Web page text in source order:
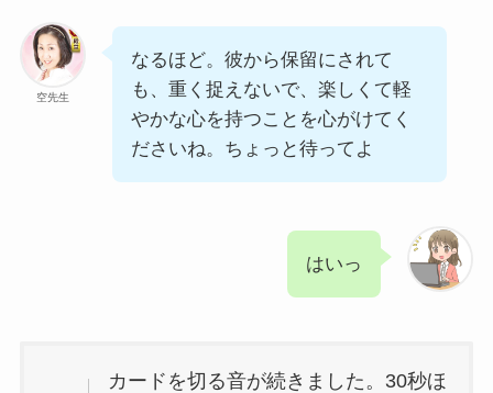
空先生
なるほど。彼から保留にされて
も、重く捉えないで、楽しくて軽
やかな心を持つことを心がけてく
ださいね。ちょっと待ってよ
はいっ
カードを切る音が続きました。30秒ほ